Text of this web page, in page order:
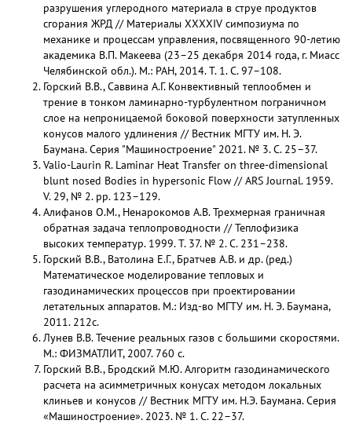
разрушения углеродного материала в струе продуктов
сгорания ЖРД // Материалы XXXXIV симпозиума по
механике и процессам управления, посвященного 90-летию
академика В.П. Макеева (23–25 декабря 2014 года, г. Миасс
Челябинской обл.). М.: РАН, 2014. Т. 1. С. 97–108.
Горский В.В., Саввина А.Г. Конвективный теплообмен и
трение в тонком ламинарно-турбулентном пограничном
слое на непроницаемой боковой поверхности затупленных
конусов малого удлинения // Вестник МГТУ им. Н. Э.
Баумана. Серия "Машиностроение" 2021. № 3. С. 25–37.
Valio-Laurin R. Laminar Heat Transfer on three-dimensional
blunt nosed Bodies in hypersonic Flow // ARS Journal. 1959.
V. 29, № 2. pp. 123–129.
Алифанов О.М., Ненарокомов А.В. Трехмерная граничная
обратная задача теплопроводности // Теплофизика
высоких температур. 1999. Т. 37. № 2. С. 231–238.
Горский В.В., Ватолина Е.Г., Братчев А.В. и др. (ред.)
Математическое моделирование тепловых и
газодинамических процессов при проектировании
летательных аппаратов. М.: Изд-во МГТУ им. Н. Э. Баумана,
2011. 212с.
Лунев В.В. Течение реальных газов с большими скоростями.
М.: ФИЗМАТЛИТ, 2007. 760 с.
Горский В.В., Бродский М.Ю. Алгоритм газодинамического
расчета на асимметричных конусах методом локальных
клиньев и конусов // Вестник МГТУ им. Н.Э. Баумана. Серия
«Машиностроение». 2023. № 1. С. 22–37.